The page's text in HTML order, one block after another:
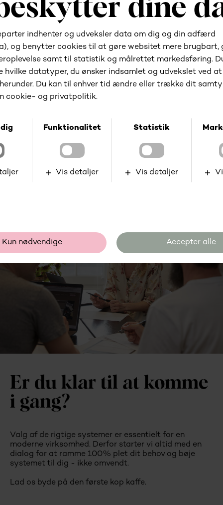
Har du brug for hjælp?
Kontakt os
Er du klar til at komme
i gang?
Valg af de rigtige systemer er essentielt for en
moderne virksomhed. Derfor starter vi altid med en
dialog for at ramme 100% plet dit behov og bøje
systemet til dig - ikke omvendt.
Lad os byde på den første kop kaffe.